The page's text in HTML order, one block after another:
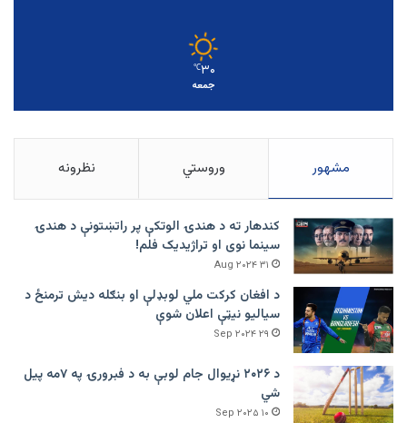
۳۰℃
جمعه
مشهور وروستي نظرونه
کندهار ته د هندۍ الوتکې پر راتښتونې د هندۍ
سینما نوی او تراژيديک فلم!
۳۱ Aug ۲۰۲۴
د افغان کرکت ملي لوبډلې او بنګله دیش ترمنځ د
سیالیو نیټې اعلان شوې
۲۹ Sep ۲۰۲۴
د ۲۰۲۶ نړیوال جام لوبې به د فبرورۍ په ۷مه پیل
شي
۱۰ Sep ۲۰۲۵